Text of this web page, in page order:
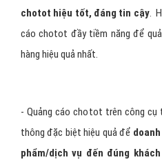
chotot hiệu tốt, đáng tin cậy.
cáo chotot đầy tiềm năng để
hàng hiệu quả nhất.
- Quảng cáo chotot trên công cụ
thông đặc biệt hiệu quả để
phẩm/dịch vụ đến đúng